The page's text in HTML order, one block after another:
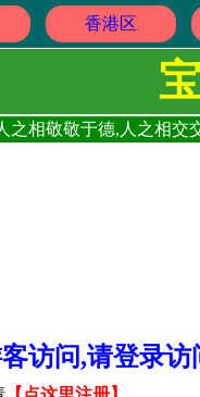
香港区
之相敬敬于德,人之相
客访问,请登录